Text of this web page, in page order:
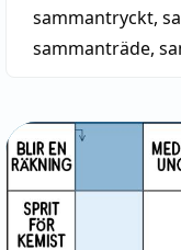
sammantryckt,
sammanträde,